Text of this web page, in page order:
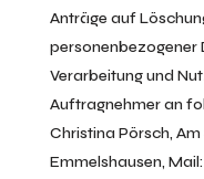
Anträge auf
personenbezogener
Verarbeitung und
Auftragnehmer an
Christina Pörsch, Am
Emmelshausen, Mail: